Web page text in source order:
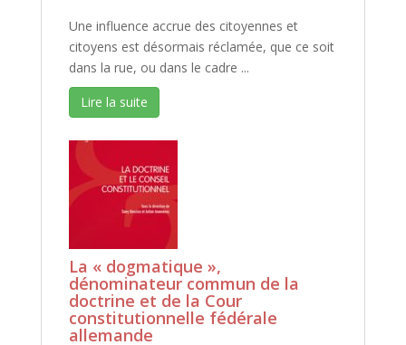
Une influence accrue des citoyennes et
citoyens est désormais réclamée, que ce soit
dans la rue, ou dans le cadre ...
Lire la suite
La « dogmatique »,
dénominateur commun de la
doctrine et de la Cour
constitutionnelle fédérale
allemande